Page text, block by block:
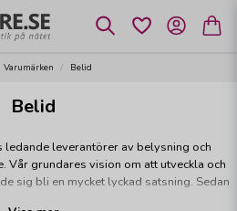
Varumärken Belid
Belid
ledande leverantörer av belysning och
Vår grundares vision om att utveckla och
sig bli en mycket lyckad satsning. Sedan